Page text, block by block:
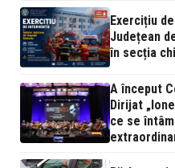
Exercițiu
Județean
în secția
A început
Dirijat
ce se